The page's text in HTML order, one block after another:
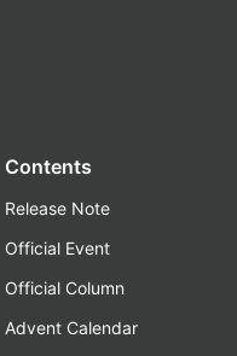
Contents
Release Note
Official Event
Official Column
Advent Calendar